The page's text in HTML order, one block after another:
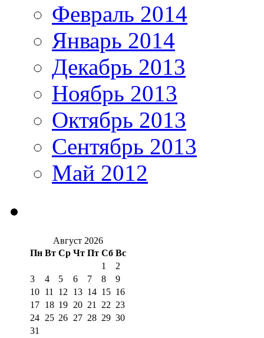
Февраль 2014
Январь 2014
Декабрь 2013
Ноябрь 2013
Октябрь 2013
Сентябрь 2013
Май 2012
Август 2026
Пн Вт Ср Чт Пт Сб Вс
1
2
3
4 5 6 7 8
9
10 11 12 13 14 15 16
17 18 19 20 21 22 23
24 25 26 27 28 29 30
31